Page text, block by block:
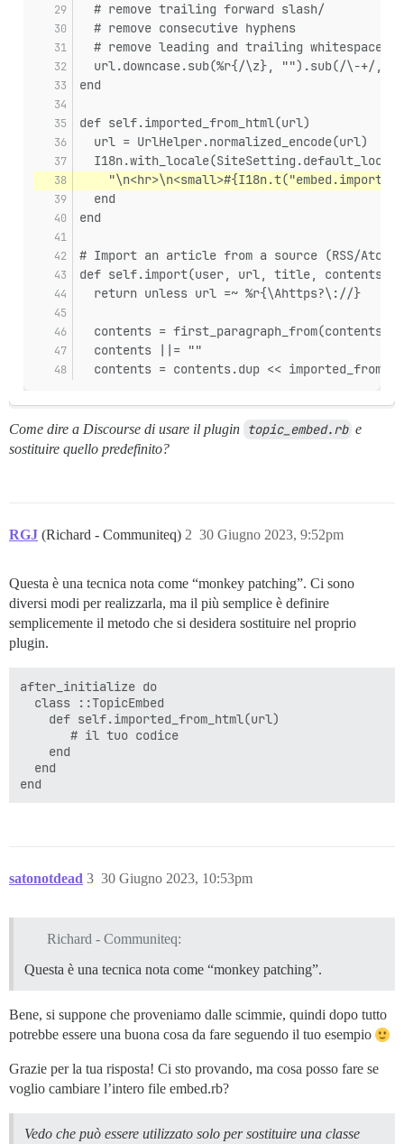
  # remove trailing forward slash/
  # remove consecutive hyphens
  # remove leading and trailing whitespace
url.downcase.sub(%r{/\z}, "").sub(/\-+/,
end
def self.imported_from_html(url)
  url = UrlHelper.normalized_encode(url)
  end
end
# Import an article from a source (RSS/Atom/
def self.import(user, url, title, contents,
  return unless url =~ %r{\Ahttps?\://}
contents = first_paragraph_from(contents)
  contents ||= ""
contents = contents.dup <<
Come dire a Discourse di usare il plugin topic_embed.rb e
sostituire quello predefinito?
RGJ (Richard - Communiteq) 30 Giugno 2023, 9:52pm
2
Questa è una tecnica nota come “monkey patching”. Ci sono
diversi modi per realizzarla, ma il più semplice è definire
semplicemente il metodo che si desidera sostituire nel proprio
plugin.
after_initialize do
  class ::TopicEmbed
    def self.imported_from_html(url)
       # il tuo codice
    end
  end
satonotdead 30 Giugno 2023, 10:53pm
3
Richard - Communiteq:
Questa è una tecnica nota come “monkey patching”.
Bene, si suppone che proveniamo dalle scimmie, quindi dopo tutto
potrebbe essere una buona cosa da fare seguendo il tuo esempio
Grazie per la tua risposta! Ci sto provando, ma cosa posso fare se
voglio cambiare l’intero file embed.rb?
Vedo che può essere utilizzato solo per sostituire una classe